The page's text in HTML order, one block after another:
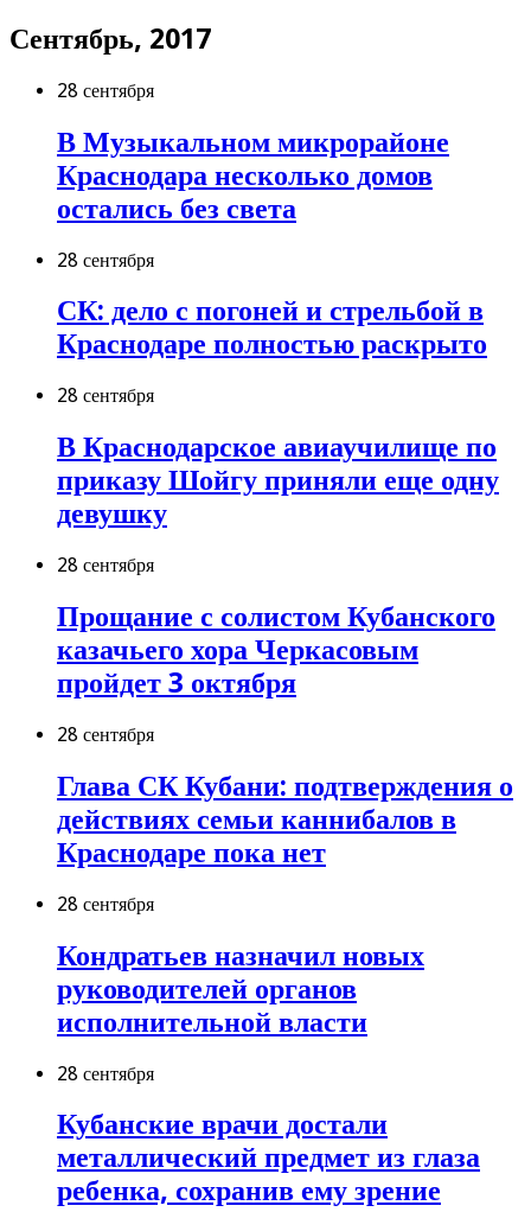
Сентябрь, 2017
28 сентября
В Музыкальном микрорайоне
Краснодара несколько домов
остались без света
28 сентября
СК: дело с погоней и стрельбой в
Краснодаре полностью раскрыто
28 сентября
В Краснодарское авиаучилище по
приказу Шойгу приняли еще одну
девушку
28 сентября
Прощание с солистом Кубанского
казачьего хора Черкасовым
пройдет 3 октября
28 сентября
Глава СК Кубани: подтверждения о
действиях семьи каннибалов в
Краснодаре пока нет
28 сентября
Кондратьев назначил новых
руководителей органов
исполнительной власти
28 сентября
Кубанские врачи достали
металлический предмет из глаза
ребенка, сохранив ему зрение